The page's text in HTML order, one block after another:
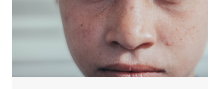
PROGETTO
MILLION
GENOMES,
LANCIATO
NEL
2018.